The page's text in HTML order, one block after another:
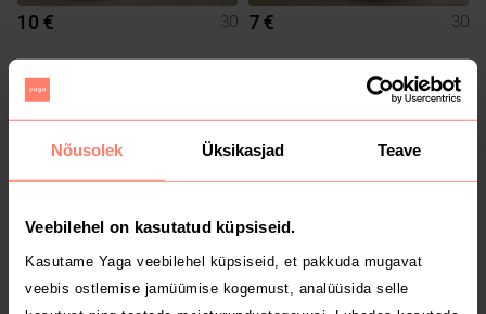
Nõusolek Üksikasjad Teave
Veebilehel on kasutatud küpsiseid.
Kasutame Yaga veebilehel küpsiseid, et pakkuda mugavat
veebis ostlemise jamüümise kogemust, analüüsida selle
10 € 30 7 € 30
9 €
30 10 €